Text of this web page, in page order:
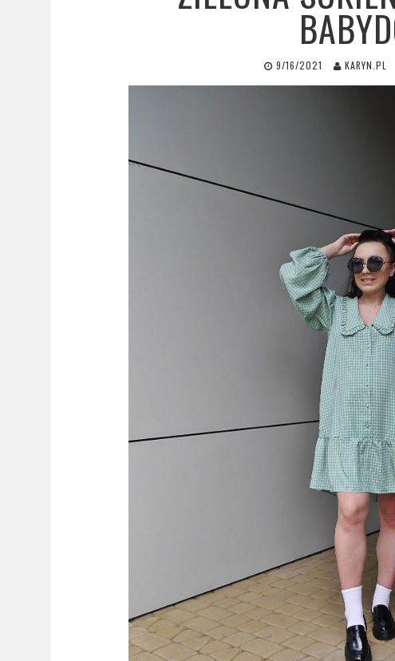
9/16/2021 KARYN.PL